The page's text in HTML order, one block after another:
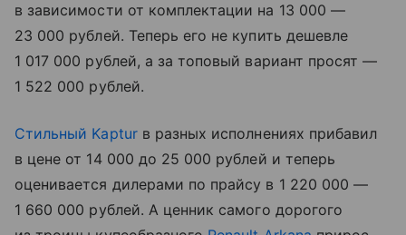
в зависимости от комплектации на 13 000 —
23 000 рублей. Теперь его не купить дешевле
1 017 000 рублей, а за топовый вариант просят —
1 522 000 рублей.
Стильный Kapturв разных исполнениях прибавил
в цене от 14 000 до 25 000 рублей и теперь
оценивается дилерами по прайсу в 1 220 000 —
1 660 000 рублей. А ценник самого дорогого